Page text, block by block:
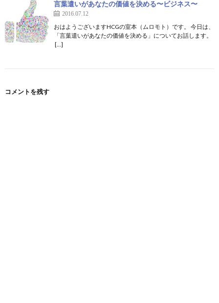
言葉遣いがあなたの価値を決める〜ビジネス〜
2016.07.12
おはようございますHCGの室本（ムロモト）です。 今日は、
「言葉遣いがあなたの価値を決める」についてお話します。
[…]
コメントを残す